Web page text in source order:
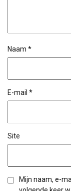
Naam *
E-mail *
Site
Mijn naam, e-